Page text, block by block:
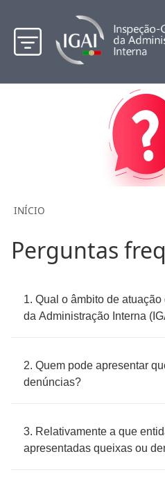
INÍCIO
Perguntas
1. Qual o âmbito de atuação
da Administração Interna
2. Quem pode apresentar
denúncias?
3. Relativamente a que
apresentadas queixas ou